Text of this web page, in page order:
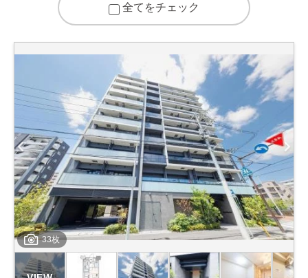
全てをチェック
33枚